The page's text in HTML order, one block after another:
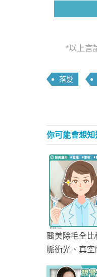
*以上言
落髮
你可能會想知
醫美除毛全比
脈衝光、真空